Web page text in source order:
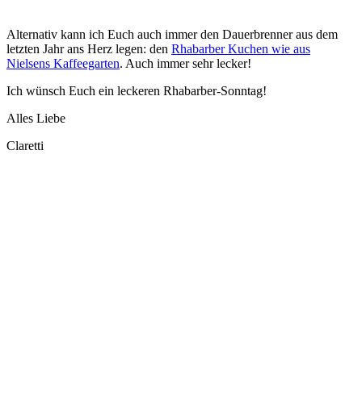
Alternativ kann ich Euch auch immer den Dauerbrenner aus dem
letzten Jahr ans Herz legen: den Rhabarber Kuchen wie aus
Nielsens Kaffeegarten. Auch immer sehr lecker!
Ich wünsch Euch ein leckeren Rhabarber-Sonntag!
Alles Liebe
Claretti